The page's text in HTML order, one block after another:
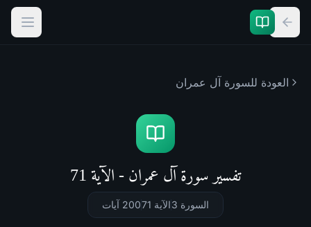
العودة للسورة آل عمران
تفسير سورة آل عمران - الآية 71
السورة 3 الآية 71 200 آيات